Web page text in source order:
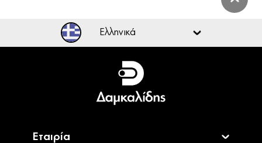
Ελληνικά
Ελληνικά
English
Εταιρία